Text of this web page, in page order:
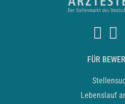
FÜR
Lebenslauf